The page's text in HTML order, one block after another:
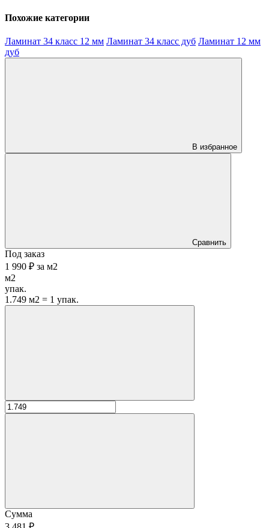
Похожие категории
Ламинат 34 класс 12 мм Ламинат 34 класс дуб Ламинат 12 мм
дуб
В избранное
Сравнить
Под заказ
1 990 ₽ за м2
м2
упак.
1.749 м2 = 1 упак.
Сумма